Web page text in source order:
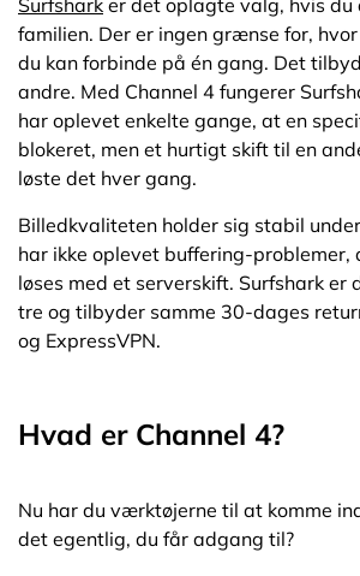
familien. Der er ingen grænse for,
du kan forbinde på én gang. Det
andre. Med Channel 4 fungerer
har oplevet enkelte gange, at en
blokeret, men et hurtigt skift til en
løste det hver gang.
Billedkvaliteten holder sig stabil
har ikke oplevet buffering-problemer,
løses med et serverskift. Surfshark er
tre og tilbyder samme 30-dages
og ExpressVPN.
Hvad er Channel 4?
Nu har du værktøjerne til at komme
det egentlig, du får adgang til?